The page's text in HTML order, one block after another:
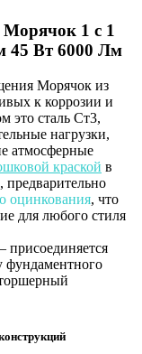
1 с 1
45 Вт 6000 Лм
Морячок из
к коррозии и
это сталь Ст3,
нагрузки,
атмосферные
краской в
предварительно
оцинкования, что
для любого стиля
фундаментного